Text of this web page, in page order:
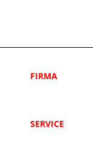
FIRMA
SERVICE